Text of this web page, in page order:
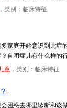
，类别：临床特征
家庭开始意识到此
自闭症儿有什么样的
童 ，类别：临床特征
困惑去哪里诊断和